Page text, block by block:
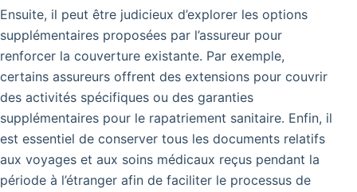
Ensuite, il peut être judicieux d’explorer les options
supplémentaires proposées par l’assureur pour
renforcer la couverture existante. Par exemple,
certains assureurs offrent des extensions pour couvrir
des activités spécifiques ou des garanties
supplémentaires pour le rapatriement sanitaire. Enfin, il
est essentiel de conserver tous les documents relatifs
aux voyages et aux soins médicaux reçus pendant la
période à l’étranger afin de faciliter le processus de